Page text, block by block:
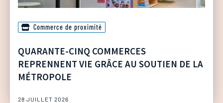
Commerce de proximité
QUARANTE-CINQ COMMERCES
REPRENNENT VIE GRÂCE AU SOUTIEN DE LA
MÉTROPOLE
28 JUILLET 2026